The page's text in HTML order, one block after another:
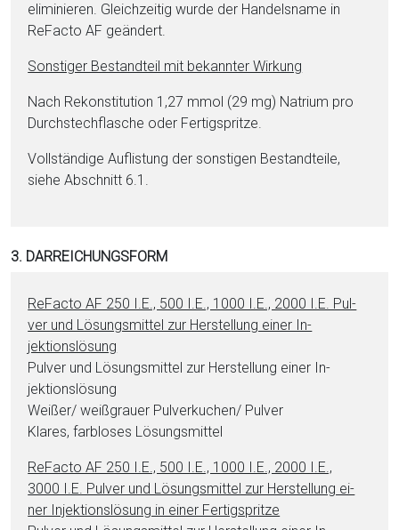
eliminieren. Gleichzeitig wurde der Handelsname in
ReFacto AF geändert.
Sonstiger Be­stand­teil mit bekannter Wirkung
Nach Rekonstitution 1,27 mmol (29 mg) Na­tri­um pro
Durchstechflasche oder Fertigspritze.
Vollständige Auflistung der sonstigen Be­stand­tei­le,
siehe Abschnitt 6.1.
3. DARREICHUNGSFORM
ReFacto AF 250 I.E., 500 I.E., 1000 I.E., 2000 I.E. Pul­
ver und Lö­sungs­mit­tel zur Herstellung ei­ner In­
jektionslösung
Pul­ver und Lö­sungs­mit­tel zur Herstellung ei­ner In­
jektionslösung
Wei­ßer/ weißgrauer Pul­verkuchen/ Pul­ver
Klares, farbloses Lö­sungs­mit­tel
ReFacto AF 250 I.E., 500 I.E., 1000 I.E., 2000 I.E.,
3000 I.E. Pul­ver und Lö­sungs­mit­tel zur Herstellung ei­
ner In­jektionslösung in ei­ner Fertigspritze